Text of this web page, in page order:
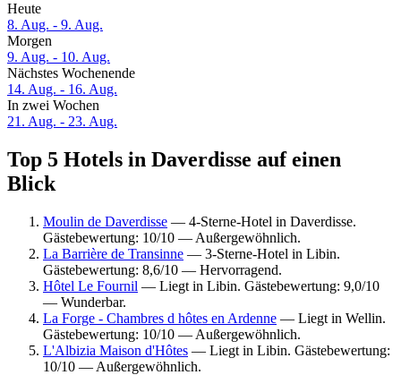
Heute
8. Aug. - 9. Aug.
Morgen
9. Aug. - 10. Aug.
Nächstes Wochenende
14. Aug. - 16. Aug.
In zwei Wochen
21. Aug. - 23. Aug.
Top 5 Hotels in Daverdisse auf einen
Blick
Moulin de Daverdisse — 4-Sterne-Hotel in Daverdisse.
Gästebewertung: 10/10 — Außergewöhnlich.
La Barrière de Transinne — 3-Sterne-Hotel in Libin.
Gästebewertung: 8,6/10 — Hervorragend.
Hôtel Le Fournil — Liegt in Libin. Gästebewertung: 9,0/10
— Wunderbar.
La Forge - Chambres d hôtes en Ardenne — Liegt in Wellin.
Gästebewertung: 10/10 — Außergewöhnlich.
L'Albizia Maison d'Hôtes — Liegt in Libin. Gästebewertung:
10/10 — Außergewöhnlich.